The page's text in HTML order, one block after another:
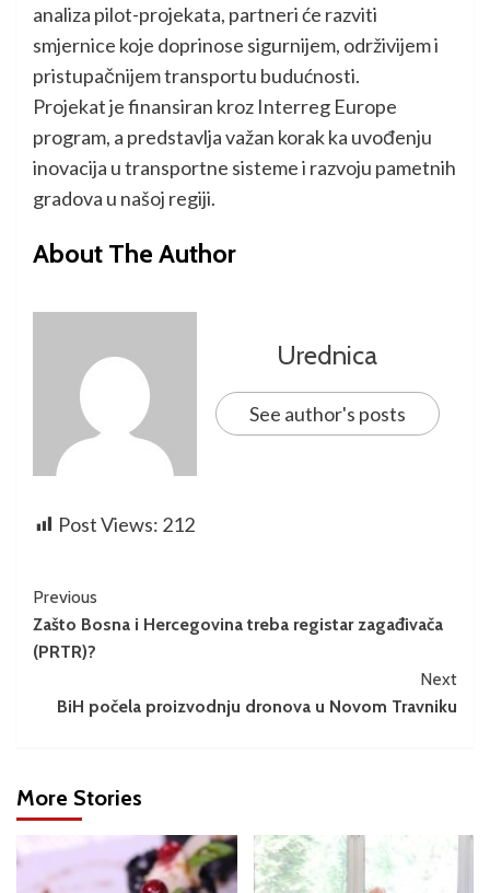
analiza pilot-projekata, partneri će razviti
smjernice koje doprinose sigurnijem, održivijem i
pristupačnijem transportu budućnosti.
Projekat je finansiran kroz Interreg Europe
program, a predstavlja važan korak ka uvođenju
inovacija u transportne sisteme i razvoju pametnih
gradova u našoj regiji.
About The Author
Urednica
See author's posts
Post Views: 212
Previous
Zašto Bosna i Hercegovina treba registar zagađivača
(PRTR)?
Next
BiH počela proizvodnju dronova u Novom Travniku
More Stories